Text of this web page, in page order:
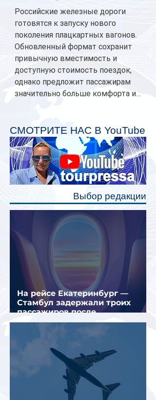
Российские железные дороги
готовятся к запуску нового
поколения плацкартных вагонов.
Обновленный формат сохранит
привычную вместимость и
доступную стоимость поездок,
однако предложит пассажирам
значительно больше комфорта и
планируется начать в 2027 году.
Одним из главных нововведений
станут индивидуальные шторки у
каждого спального места. Они
позволят пассажирам закрыть свою
полку во время сна или отдыха,
СМОТРИТЕ НАС В YouTube
Выбор редакции
На рейсе Екатеринбург —
Стамбул задержали троих
пассажиров после
предполагаемой серии краж